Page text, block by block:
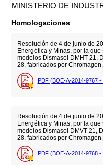
MINISTERIO DE
Homologaciones
Resolución de 4 de junio de
Energética y Minas, por la
modelos Dismasol DMHT-21,
28, fabricados por Chromagen.
PDF (BOE-A-2014-9767 -
Resolución de 4 de junio de
Energética y Minas, por la
modelos Dismasol DMVT-21,
28, fabricados por Chromagen.
PDF (BOE-A-2014-9768 -